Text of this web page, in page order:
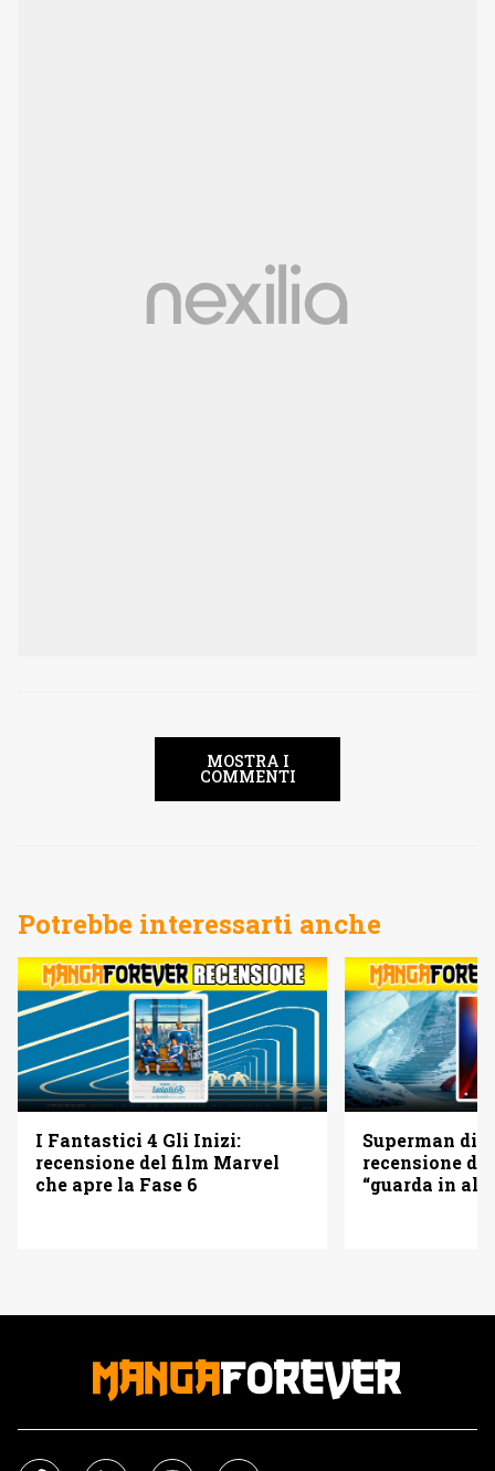
MOSTRA I
COMMENTI
Potrebbe interessarti anche
I Fantastici 4 Gli Inizi:
recensione del film Marvel
che apre la Fase 6
Superman di
recensione
“guarda in